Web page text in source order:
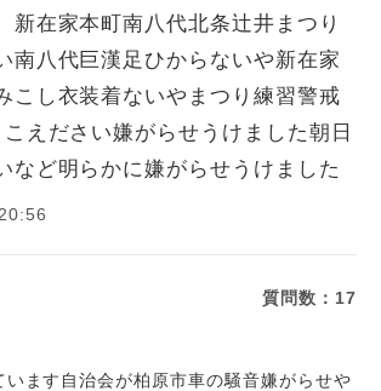
新在家本町南八代北条辻井まつり
南八代巨漢足ひからないや新在家
こし衣装着ないやまつり練習警戒
えださい嫌がらせうけました朝日
など明らかに嫌がらせうけました
質問数： 17
います自治会が柏原市車の騒音嫌がらせや